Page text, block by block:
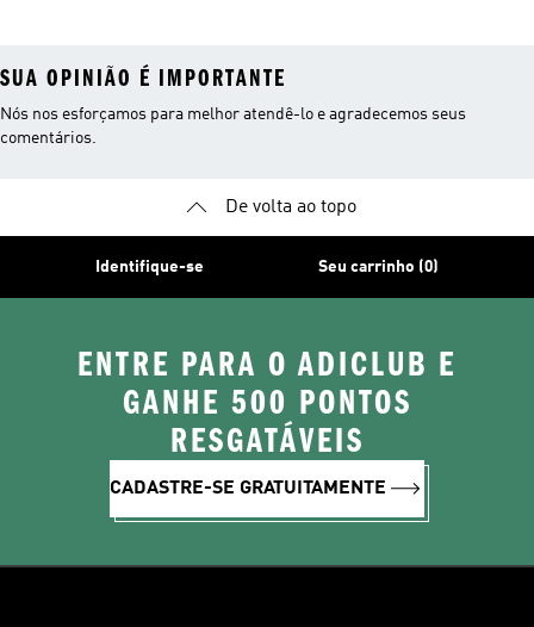
SUA OPINIÃO É IMPORTANTE
Nós nos esforçamos para melhor atendê-lo e agradecemos seus
comentários.
De volta ao topo
Identifique-se Seu carrinho (0)
ENTRE PARA O ADICLUB E
GANHE 500 PONTOS
RESGATÁVEIS
CADASTRE-SE GRATUITAMENTE